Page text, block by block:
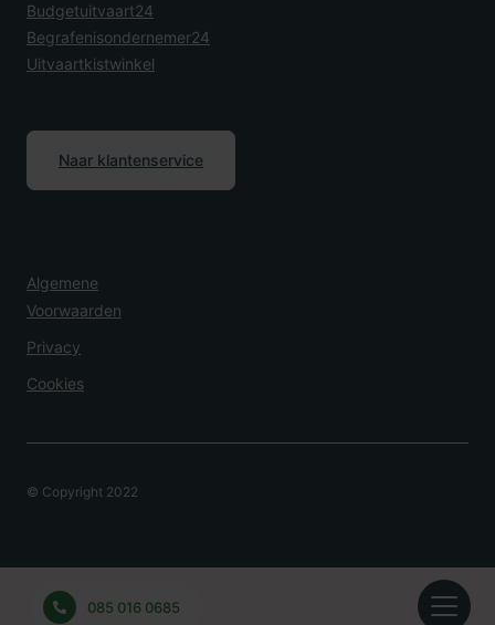
Overlijden Melden?
24 uur per dag bereikbaar
085 016 0685
Budgetuitvaart24
Begrafenisondernemer24
Uitvaartkistwinkel
Naar klantenservice
Algemene
Voorwaarden
Privacy
Cookies
© Copyright 2022